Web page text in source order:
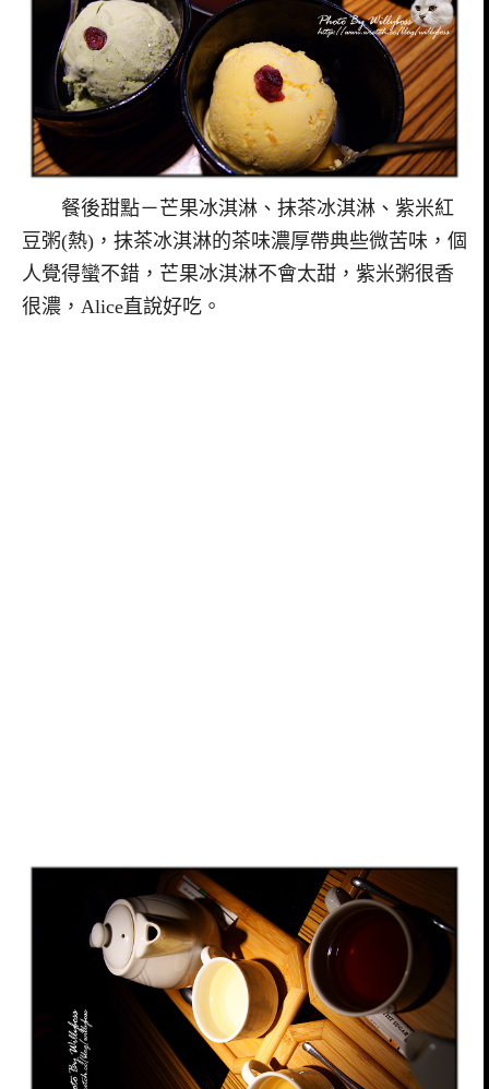
餐後甜點－芒果冰淇淋、抹茶冰淇淋、紫米紅
豆粥(熱)，抹茶冰淇淋的茶味濃厚帶典些微苦味，個
人覺得蠻不錯，芒果冰淇淋不會太甜，紫米粥很香
很濃，Alice直說好吃。